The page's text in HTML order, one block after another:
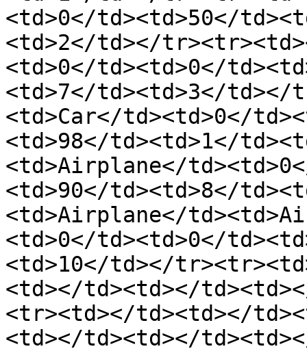
<td>0</td><td>50</
<td>2</td></
<td>0</td><td>0</
<td>7</td><td>3</td></
<td>Car</td><td>0</
<td>98</td><td>1</
<td>Airplane</
<td>90</td><td>8</
<td>Airplane</
<td>0</td><td>0</
<td>10</td></
<td></td><td></
<tr><td></td><td></
<td></td><td></